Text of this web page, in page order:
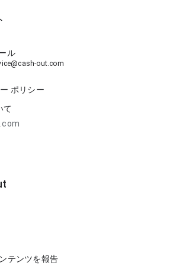
ル
out.com
ポリシー
て
テンツを報告